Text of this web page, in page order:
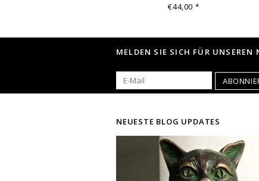
€44,00 *
MELDEN SIE SICH FÜR UNSEREN
NEUESTE BLOG UPDATES